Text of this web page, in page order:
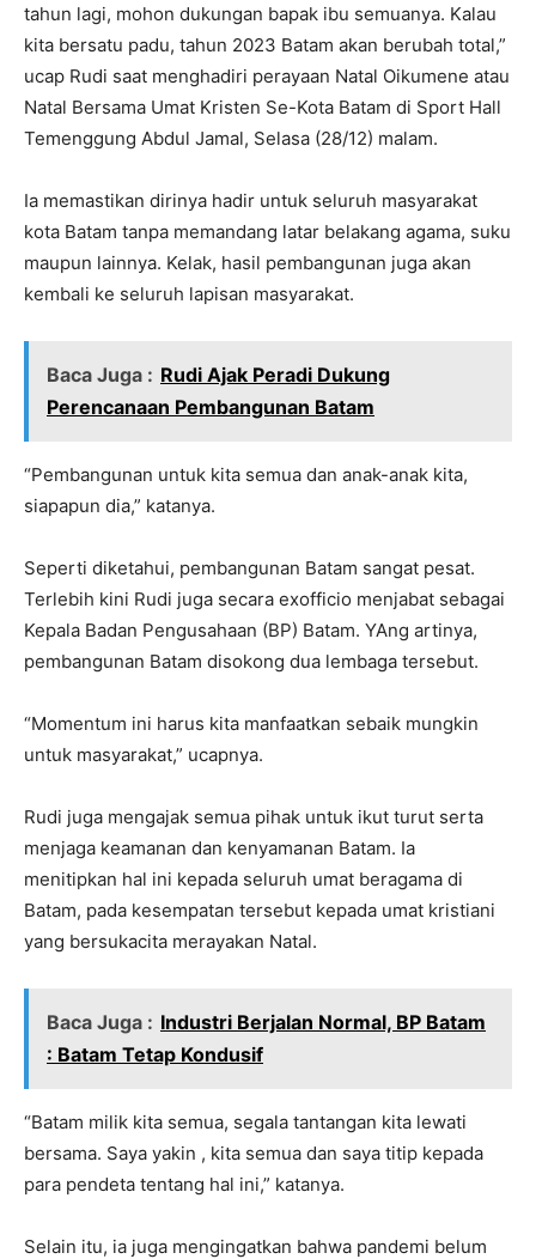
tahun lagi, mohon dukungan bapak ibu semuanya. Kalau
kita bersatu padu, tahun 2023 Batam akan berubah total,”
ucap Rudi saat menghadiri perayaan Natal Oikumene atau
Natal Bersama Umat Kristen Se-Kota Batam di Sport Hall
Temenggung Abdul Jamal, Selasa (28/12) malam.
Ia memastikan dirinya hadir untuk seluruh masyarakat
kota Batam tanpa memandang latar belakang agama, suku
maupun lainnya. Kelak, hasil pembangunan juga akan
kembali ke seluruh lapisan masyarakat.
Baca Juga : Rudi Ajak Peradi Dukung
Perencanaan Pembangunan Batam
“Pembangunan untuk kita semua dan anak-anak kita,
siapapun dia,” katanya.
Seperti diketahui, pembangunan Batam sangat pesat.
Terlebih kini Rudi juga secara exofficio menjabat sebagai
Kepala Badan Pengusahaan (BP) Batam. YAng artinya,
pembangunan Batam disokong dua lembaga tersebut.
“Momentum ini harus kita manfaatkan sebaik mungkin
untuk masyarakat,” ucapnya.
Rudi juga mengajak semua pihak untuk ikut turut serta
menjaga keamanan dan kenyamanan Batam. Ia
menitipkan hal ini kepada seluruh umat beragama di
Batam, pada kesempatan tersebut kepada umat kristiani
yang bersukacita merayakan Natal.
Baca Juga : Industri Berjalan Normal, BP Batam
: Batam Tetap Kondusif
“Batam milik kita semua, segala tantangan kita lewati
bersama. Saya yakin , kita semua dan saya titip kepada
para pendeta tentang hal ini,” katanya.
Selain itu, ia juga mengingatkan bahwa pandemi belum